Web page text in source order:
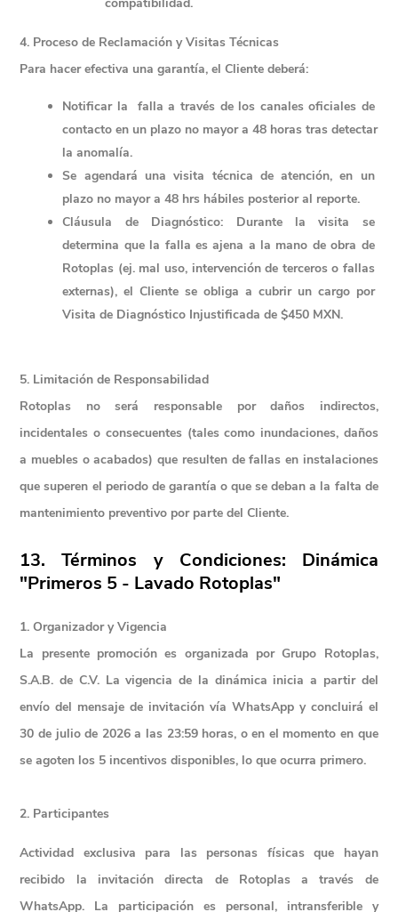
compatibilidad.
4. Proceso de Reclamación y Visitas Técnicas
Para hacer efectiva una garantía, el Cliente deberá:
Notificar la  falla a través de los canales oficiales de
contacto en un plazo no mayor a 48 horas tras detectar
la anomalía.
Se agendará una visita técnica de atención, en un
plazo no mayor a 48 hrs hábiles posterior al reporte.
Cláusula de Diagnóstico: Durante la visita se
determina que la falla es ajena a la mano de obra de
Rotoplas (ej. mal uso, intervención de terceros o fallas
externas), el Cliente se obliga a cubrir un cargo por
Visita de Diagnóstico Injustificada de $450 MXN.
5. Limitación de Responsabilidad
Rotoplas no será responsable por daños indirectos,
incidentales o consecuentes (tales como inundaciones, daños
a muebles o acabados) que resulten de fallas en instalaciones
que superen el periodo de garantía o que se deban a la falta de
mantenimiento preventivo por parte del Cliente.
13. Términos y Condiciones: Dinámica
"Primeros 5 - Lavado Rotoplas"
1. Organizador y Vigencia
La presente promoción es organizada por Grupo Rotoplas,
S.A.B. de C.V. La vigencia de la dinámica inicia a partir del
envío del mensaje de invitación vía WhatsApp y concluirá el
30 de julio de 2026 a las 23:59 horas, o en el momento en que
se agoten los 5 incentivos disponibles, lo que ocurra primero.
2. Participantes
Actividad exclusiva para las personas físicas que hayan
recibido la invitación directa de Rotoplas a través de
WhatsApp. La participación es personal, intransferible y